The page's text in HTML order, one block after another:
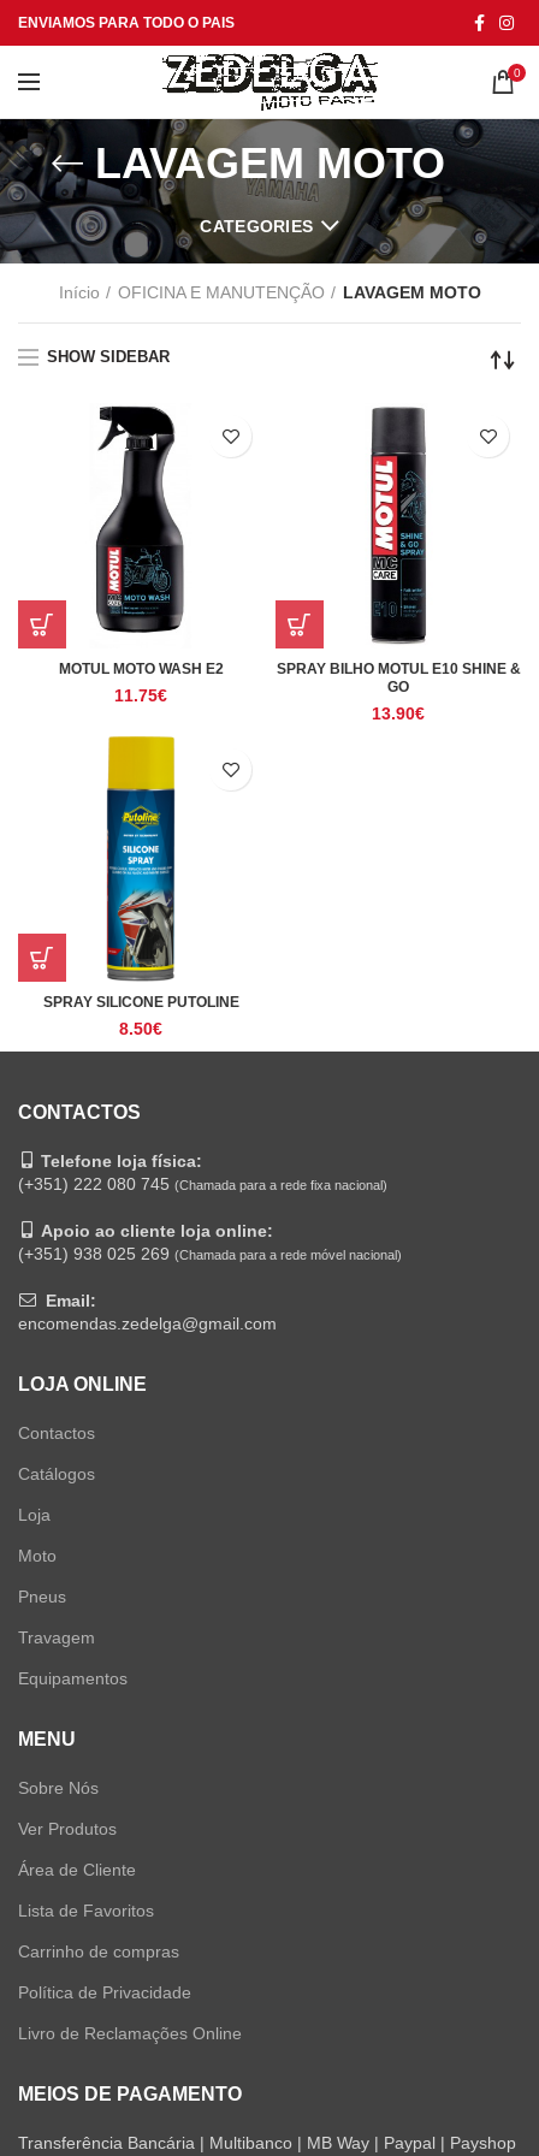
ENVIAMOS PARA TODO O PAIS
0
LAVAGEM MOTO
CATEGORIES
Início OFICINA E MANUTENÇÃO LAVAGEM MOTO
SHOW SIDEBAR
MOTUL MOTO WASH E2
11.75€
SPRAY BILHO MOTUL E10 SHINE &
GO
13.90€
SPRAY SILICONE PUTOLINE
8.50€
CONTACTOS
Telefone loja física:
(+351) 222 080 745 (Chamada para a rede fixa nacional)
Apoio ao cliente loja online:
(+351) 938 025 269 (Chamada para a rede móvel nacional)
Email:
encomendas.zedelga@gmail.com
LOJA ONLINE
Contactos
Catálogos
Loja
Moto
Pneus
Travagem
Equipamentos
MENU
Sobre Nós
Ver Produtos
Área de Cliente
Lista de Favoritos
Carrinho de compras
Política de Privacidade
Livro de Reclamações Online
MEIOS DE PAGAMENTO
Transferência Bancária | Multibanco | MB Way | Paypal | Payshop